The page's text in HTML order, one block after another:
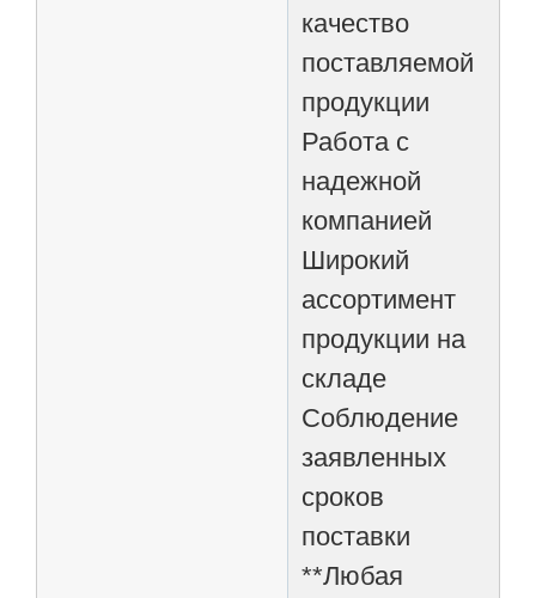
качество
поставляемой
продукции
Работа с
надежной
компанией
Широкий
ассортимент
продукции на
складе
Соблюдение
заявленных
сроков
поставки
**Любая